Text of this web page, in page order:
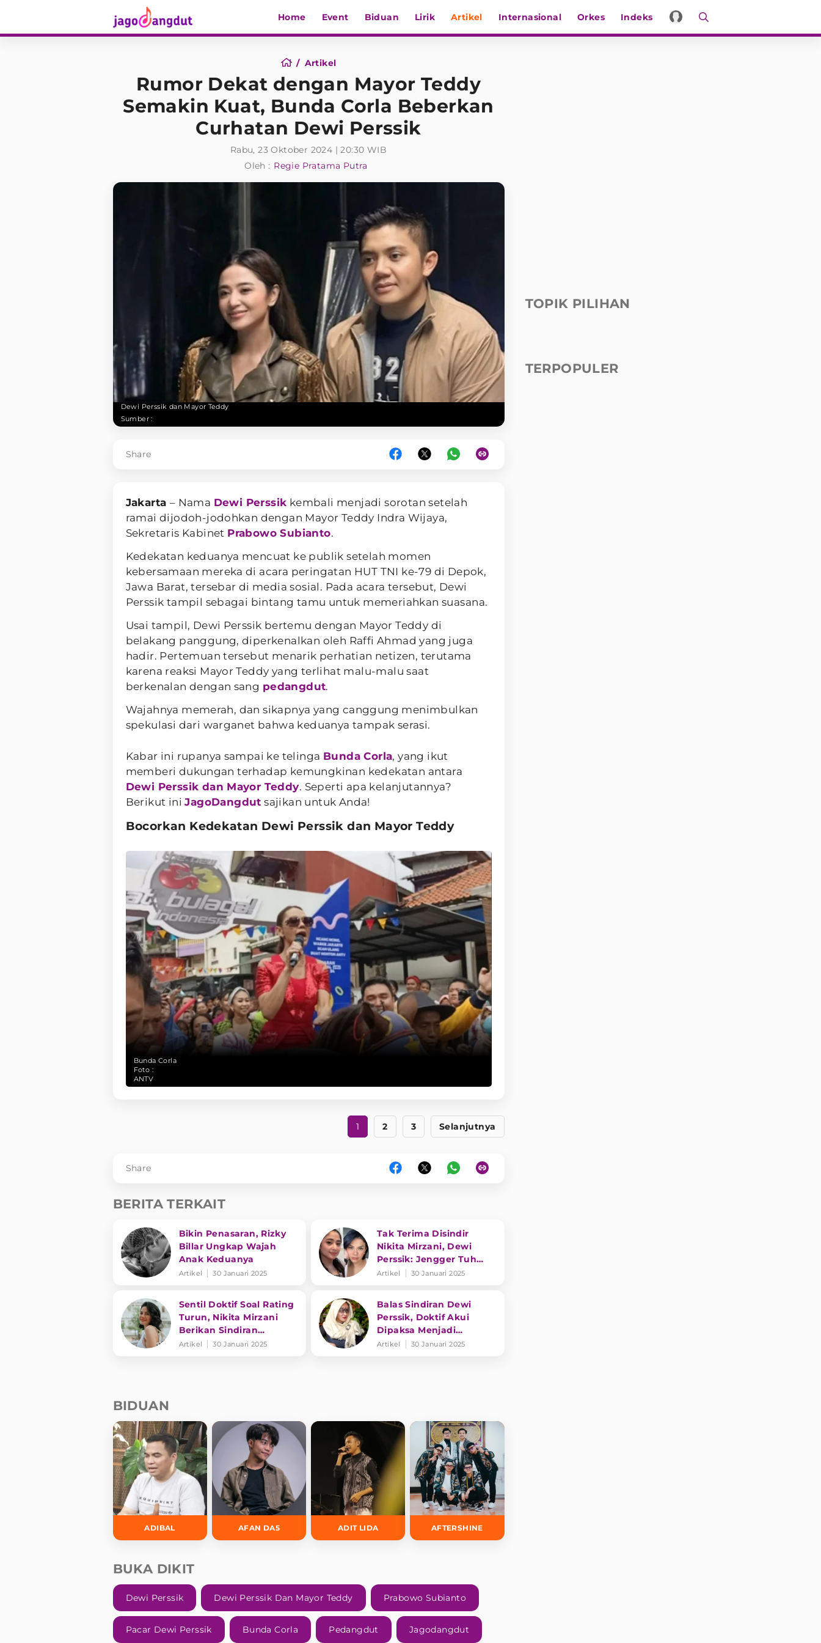
Home Event Biduan Lirik Artikel Internasional Orkes Indeks
Artikel
Rumor Dekat dengan Mayor Teddy
Semakin Kuat, Bunda Corla Beberkan
Curhatan Dewi Perssik
Rabu, 23 Oktober 2024 | 20:30 WIB
Oleh : Regie Pratama Putra
Dewi Perssik dan Mayor Teddy
Sumber :
Share
Jakarta – Nama Dewi Perssik kembali menjadi sorotan setelah
ramai dijodoh-jodohkan dengan Mayor Teddy Indra Wijaya,
Sekretaris Kabinet Prabowo Subianto.
Kedekatan keduanya mencuat ke publik setelah momen
kebersamaan mereka di acara peringatan HUT TNI ke-79 di Depok,
Jawa Barat, tersebar di media sosial. Pada acara tersebut, Dewi
Perssik tampil sebagai bintang tamu untuk memeriahkan suasana.
Usai tampil, Dewi Perssik bertemu dengan Mayor Teddy di
belakang panggung, diperkenalkan oleh Raffi Ahmad yang juga
hadir. Pertemuan tersebut menarik perhatian netizen, terutama
karena reaksi Mayor Teddy yang terlihat malu-malu saat
berkenalan dengan sang pedangdut.
Wajahnya memerah, dan sikapnya yang canggung menimbulkan
spekulasi dari warganet bahwa keduanya tampak serasi.
Kabar ini rupanya sampai ke telinga Bunda Corla, yang ikut
memberi dukungan terhadap kemungkinan kedekatan antara
Dewi Perssik dan Mayor Teddy. Seperti apa kelanjutannya?
Berikut iniJagoDangdut sajikan untuk Anda!
Bocorkan Kedekatan Dewi Perssik dan Mayor Teddy
Bunda Corla
Foto :
ANTV
1 2 3 Selanjutnya
Share
BERITA TERKAIT
Bikin Penasaran, Rizky
Billar Ungkap Wajah
Anak Keduanya
Artikel 30 Januari 2025
Tak Terima Disindir
Nikita Mirzani, Dewi
Perssik: Jengger Tuh
Tong Kosong Nyaring
Artikel 30 Januari 2025
Sentil Doktif Soal Rating
Turun, Nikita Mirzani
Berikan Sindiran
Menohok ke Dewi
Artikel 30 Januari 2025
Balas Sindiran Dewi
Perssik, Doktif Akui
Dipaksa Menjadi
Bintang Tamu Hingga
Artikel 30 Januari 2025
BIDUAN
ADIBAL AFAN DA5 ADIT LIDA AFTERSHINE
BUKA DIKIT
Dewi Perssik Dewi Perssik Dan Mayor Teddy Prabowo Subianto
Pacar Dewi Perssik Bunda Corla Pedangdut Jagodangdut
TOPIK PILIHAN
TERPOPULER